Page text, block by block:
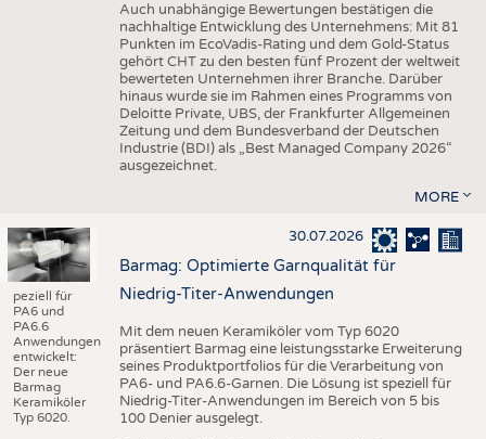
Auch unabhängige Bewertungen bestätigen die
nachhaltige Entwicklung des Unternehmens: Mit 81
Punkten im EcoVadis-Rating und dem Gold-Status
gehört CHT zu den besten fünf Prozent der weltweit
bewerteten Unternehmen ihrer Branche. Darüber
hinaus wurde sie im Rahmen eines Programms von
Deloitte Private, UBS, der Frankfurter Allgemeinen
Zeitung und dem Bundesverband der Deutschen
Industrie (BDI) als „Best Managed Company 2026“
ausgezeichnet.
MORE
peziell für
PA6 und
PA6.6
Anwendungen
entwickelt:
Der neue
Barmag
Keramiköler
Typ 6020.
30.07.2026
Barmag: Optimierte Garnqualität für
Niedrig-Titer-Anwendungen
Mit dem neuen Keramiköler vom Typ 6020
präsentiert Barmag eine leistungsstarke Erweiterung
seines Produktportfolios für die Verarbeitung von
PA6- und PA6.6-Garnen. Die Lösung ist speziell für
Niedrig-Titer-Anwendungen im Bereich von 5 bis
100 Denier ausgelegt.